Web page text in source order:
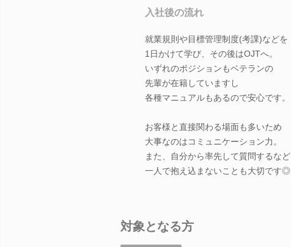
入社後の流れ
就業規則や目標管理制度(考課)などを
1日かけて学び、その後はOJTへ。
いずれのポジションもベテランの
先輩が在籍していますし
各種マニュアルもあるので安心です。
お客様と直接関わる場面も多いため
大事なのはコミュニケーション力。
また、自分から率先して質問するなど
一人で抱え込まないことも大切です◎
対象となる方